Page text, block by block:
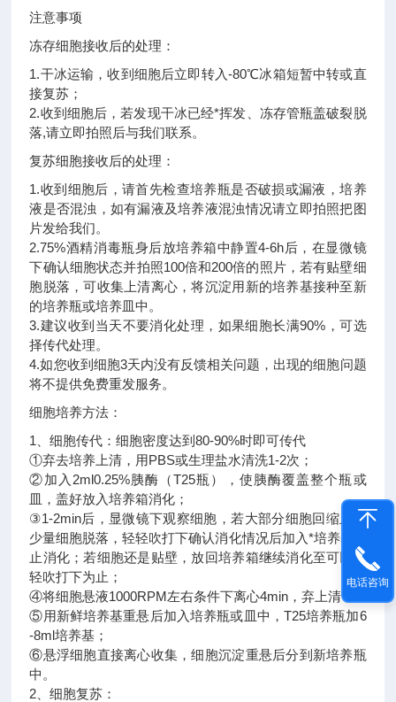
注意事项
冻存细胞接收后的处理：
1.干冰运输，收到细胞后立即转入-80℃冰箱短暂中转或直
接复苏；
2.收到细胞后，若发现干冰已经*挥发、冻存管瓶盖破裂脱
落,请立即拍照后与我们联系。
复苏细胞接收后的处理：
1.收到细胞后，请首先检查培养瓶是否破损或漏液，培养
液是否混浊，如有漏液及培养液混浊情况请立即拍照把图
片发给我们。
2.75%酒精消毒瓶身后放培养箱中静置4-6h后，在显微镜
下确认细胞状态并拍照100倍和200倍的照片，若有贴壁细
胞脱落，可收集上清离心，将沉淀用新的培养基接种至新
的培养瓶或培养皿中。
3.建议收到当天不要消化处理，如果细胞长满90%，可选
择传代处理。
4.如您收到细胞3天内没有反馈相关问题，出现的细胞问题
将不提供免费重发服务。
细胞培养方法：
1、细胞传代：细胞密度达到80-90%时即可传代
①弃去培养上清，用PBS或生理盐水清洗1-2次；
②加入2ml0.25%胰酶（T25瓶），使胰酶覆盖整个瓶或
皿，盖好放入培养箱消化；
③1-2min后，显微镜下观察细胞，若大部分细胞回缩且有
少量细胞脱落，轻轻吹打下确认消化情况后加入*培养基终
止消化；若细胞还是贴壁，放回培养箱继续消化至可以轻
轻吹打下为止；
④将细胞悬液1000RPM左右条件下离心4min，弃上清；
⑤用新鲜培养基重悬后加入培养瓶或皿中，T25培养瓶加6
-8ml培养基；
⑥悬浮细胞直接离心收集，细胞沉淀重悬后分到新培养瓶
中。
2、细胞复苏：
电话咨询